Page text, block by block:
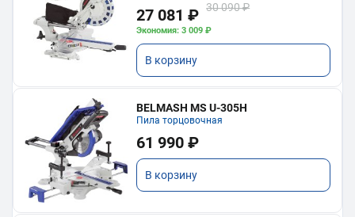
27 081 ₽ 30 090 ₽
Экономия: 3 009 ₽
В корзину
BELMASH MS U-305H
Пила торцовочная
61 990 ₽
В корзину